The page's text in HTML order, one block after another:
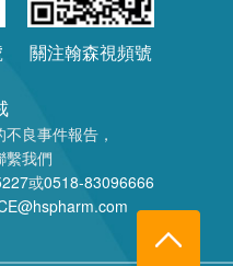
關注翰森視頻號
良事件報告，
繫我們
或0518-83096666